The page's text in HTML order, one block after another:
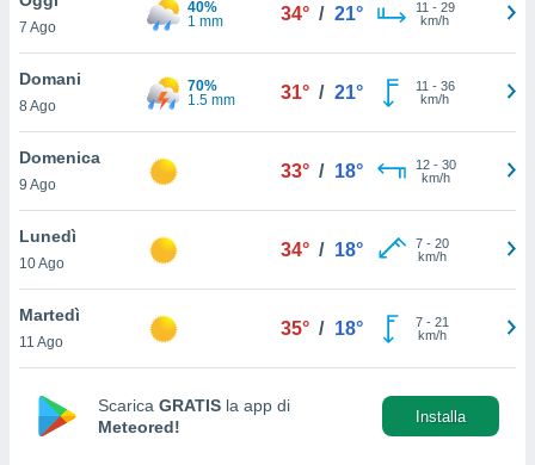
è
al sito
di
ci
di
il
un
la
7 Ago
40%
1 mm
34° / 21° 11 - 29
km/h
Domani
8 Ago
70%
1.5 mm
31° / 21° 11 - 36
km/h
Domenica
9 Ago
33° / 18° 12- 30
km/h
Lunedì
10 Ago
34° / 18° 7- 20
km/h
Martedì
11 Ago
35° / 18° 7- 21
km/h
Scarica GRATIS la app di
Meteored!
Installa